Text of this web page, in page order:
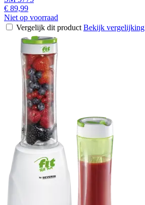
€ 89,99
Niet op voorraad
Vergelijk dit product Bekijk vergelijking